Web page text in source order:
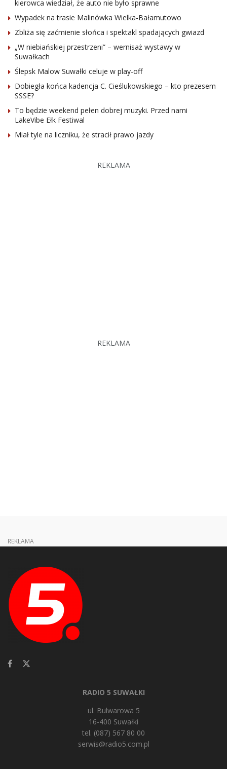
kierowca wiedział, że auto nie było sprawne
Wypadek na trasie Malinówka Wielka-Bałamutowo
Zbliża się zaćmienie słońca i spektakl spadających gwiazd
„W niebiańskiej przestrzeni” – wernisaż wystawy w
Suwałkach
Ślepsk Malow Suwałki celuje w play-off
Dobiegła końca kadencja C. Cieślukowskiego – kto prezesem
SSSE?
To będzie weekend pełen dobrej muzyki. Przed nami
LakeVibe Ełk Festiwal
Miał tyle na liczniku, że stracił prawo jazdy
REKLAMA
REKLAMA
REKLAMA
RADIO 5 SUWAŁKI
ul. Bulwarowa 5
16-400 Suwałki
tel. (087) 567 80 00
serwis@radio5.com.pl